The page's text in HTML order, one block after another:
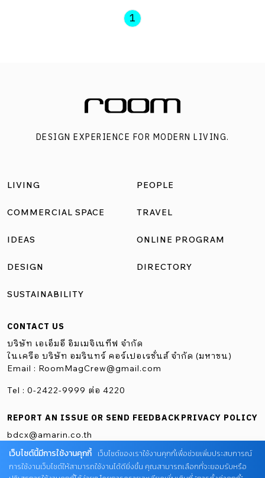
1
DESIGN EXPERIENCE FOR MODERN LIVING.
LIVING
COMMERCIAL SPACE
IDEAS
DESIGN
SUSTAINABILITY
PEOPLE
TRAVEL
ONLINE PROGRAM
DIRECTORY
CONTACT US
บริษัท เอเอ็มอี อิมเมจิเนทีฟ จำกัด
ในเครือ บริษัท อมรินทร์ คอร์เปอเรชั่นส์ จำกัด (มหาชน)
Email : RoomMagCrew@gmail.com
Tel : 0-2422-9999 ต่อ 4220
REPORT AN ISSUE OR SEND FEEDBACK
bdcx@amarin.co.th
PRIVACY POLICY
เว็บไซต์นี้มีการใช้งานคุกกี้
เว็บไซต์ของเราใช้งานคุกกี้เพื่อช่วยเพิ่มประสบการณ์
การใช้งานเว็บไซต์ให้สามารถใช้งานได้ดียิ่งขึ้น คุณสามารถเลือกที่จะยอมรับหรือ